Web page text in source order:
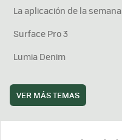
La aplicación de la semana
Surface Pro 3
Lumia Denim
VER MÁS TEMAS